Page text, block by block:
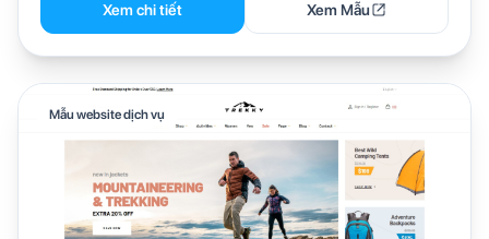
Xem chi tiết Xem Mẫu
Mẫu website dịch vụ